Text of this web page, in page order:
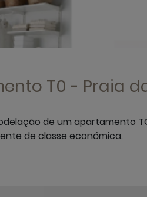
T0 - Praia
de um apartamento
de classe económica.